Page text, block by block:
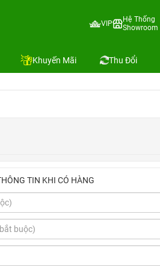
VIP
Hệ Thống
Showroom
Khuyến Mãi Thu Đổi
15.6", FHD, 120Hz)
15.6",
Địa chỉ còn hàng
TIN KHI CÓ HÀNG